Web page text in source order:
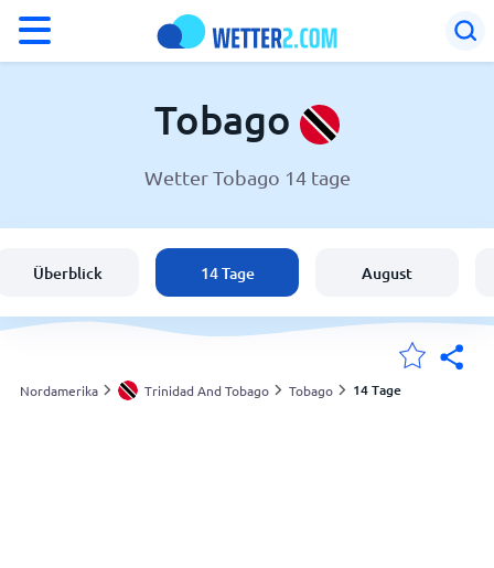
Wetter in Tobago
Trinidad And Tobago
Schweiz
Deutschland
Tobago
Wetter Tobago 14 tage
Überblick 14 Tage August
Nordamerika Trinidad And Tobago Tobago 14 Tage